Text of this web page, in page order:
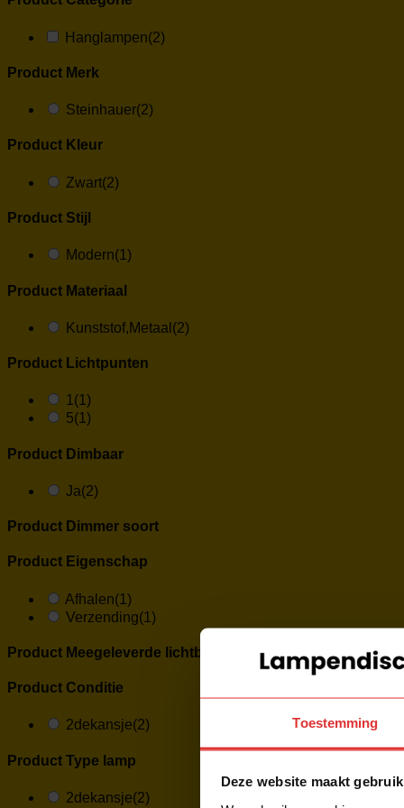
Toestemming
Deze website maakt
Hanglampen(2)
Product Merk
Steinhauer(2)
Product Kleur
Zwart(2)
Product Stijl
Modern(1)
Product Materiaal
Kunststof,Metaal (2)
Product Lichtpunten
1 (1)
5(1)
Product Dimbaar
Ja(2)
Product Dimmer soort
Product Eigenschap
Afhalen(1)
Verzending(1)
Product Meegeleverde lichtbron
Product Conditie
2dekansje(2)
Product Type lamp
2dekansje(2)